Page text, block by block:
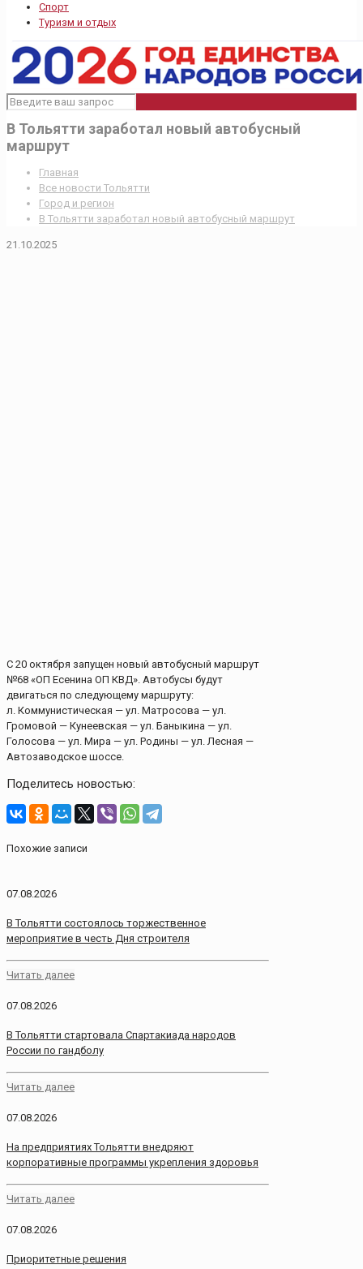
Спорт
Туризм и отдых
В Тольятти заработал новый автобусный
маршрут
Главная
Все новости Тольятти
Город и регион
В Тольятти заработал новый автобусный маршрут
21.10.2025
С 20 октября запущен новый автобусный маршрут
№68 «ОП Есенина ОП КВД». Автобусы будут
двигаться по следующему маршруту:
л. Коммунистическая — ул. Матросова — ул.
Громовой — Кунеевская — ул. Баныкина — ул.
Голосова — ул. Мира — ул. Родины — ул. Лесная —
Автозаводское шоссе.
Поделитесь новостью:
Похожие записи
07.08.2026
В Тольятти состоялось торжественное
мероприятие в честь Дня строителя
Читать далее
07.08.2026
В Тольятти стартовала Спартакиада народов
России по гандболу
Читать далее
07.08.2026
На предприятиях Тольятти внедряют
корпоративные программы укрепления здоровья
Читать далее
07.08.2026
Приоритетные решения